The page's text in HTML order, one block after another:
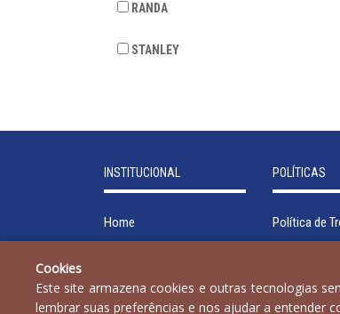
RANDA
STANLEY
INSTITUCIONAL
Home
Trabalhe Conosco
POLÍTICAS
Política de
Política de
Cookies
Este site armazena cookies e outras tecnologias
lembrar suas preferências e nos ajudar a entender